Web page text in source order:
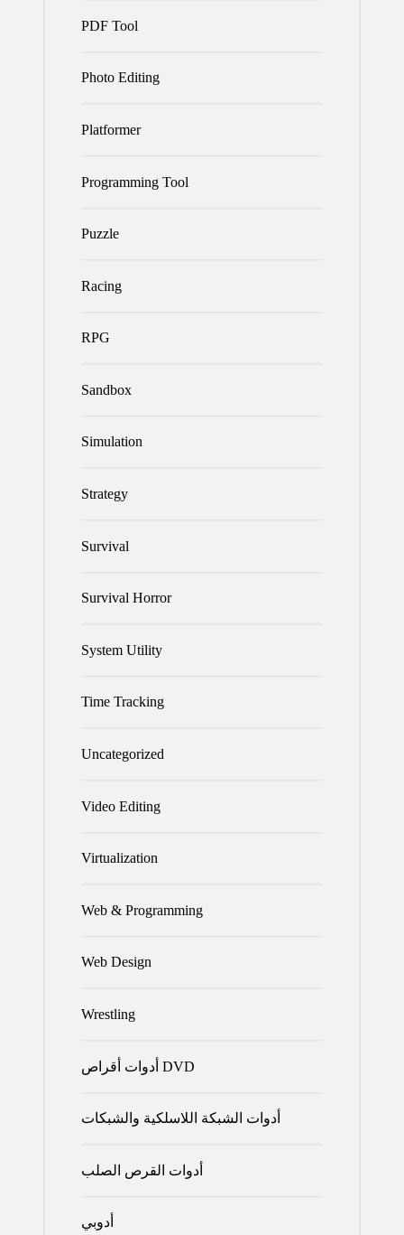
PDF Tool
Photo Editing
Platformer
Programming Tool
Puzzle
Racing
RPG
Sandbox
Simulation
Strategy
Survival
Survival Horror
System Utility
Time Tracking
Uncategorized
Video Editing
Virtualization
Web & Programming
Web Design
Wrestling
أدوات أقراص DVD
أدوات الشبكة اللاسلكية والشبكات
أدوات القرص الصلب
أدوبي